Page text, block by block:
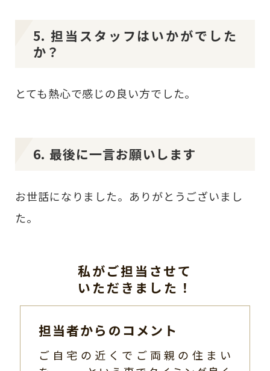
5. 担当スタッフはいかがでした
か？
とても熱心で感じの良い方でした。
6. 最後に一言お願いします
お世話になりました。ありがとうございまし
た。
私がご担当させて
いただきました！
担当者からのコメント
ご自宅の近くでご両親の住まい